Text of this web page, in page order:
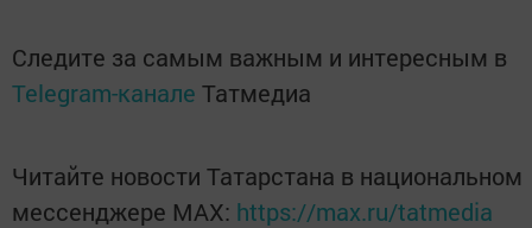
Следите за самым важным и интересным в
Telegram-канале Татмедиа
Читайте новости Татарстана в национальном
мессенджере MАХ: https://max.ru/tatmedia